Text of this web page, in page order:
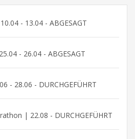
- 13.04 - ABGESAGT
- 26.04 - ABGESAGT
- 28.06 - DURCHGEFÜHRT
| 22.08 - DURCHGEFÜHRT